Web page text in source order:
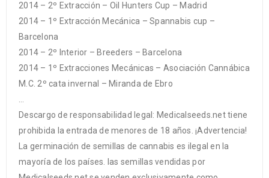
2014 – 2º Extracción – Oil Hunters Cup – Madrid
2014 – 1º Extracción Mecánica – Spannabis cup –
Barcelona
2014 – 2º Interior – Breeders – Barcelona
2014 – 1º Extracciones Mecánicas – Asociación Cannábica
M.C. 2º cata invernal – Miranda de Ebro
Descargo de responsabilidad legal: Medicalseeds.net tiene
prohibida la entrada de menores de 18 años. ¡Advertencia!
La germinación de semillas de cannabis es ilegal en la
mayoría de los países. las semillas vendidas por